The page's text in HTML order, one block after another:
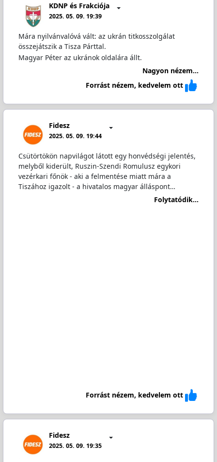
KDNP és Frakciója
2025. 05. 09. 19:39
Mára nyilvánvalóvá vált: az ukrán titkosszolgálat
összejátszik a Tisza Párttal.
Magyar Péter az ukránok oldalára állt.
Nagyon nézem...
Forrást nézem, kedvelem ott
Fidesz
2025. 05. 09. 19:44
Csütörtökön napvilágot látott egy honvédségi jelentés,
melyből kiderült, Ruszin-Szendi Romulusz egykori
vezérkari főnök - aki a felmentése miatt mára a
Tiszához igazolt - a hivatalos magyar álláspont…
Folytatódik...
Forrást nézem, kedvelem ott
Fidesz
2025. 05. 09. 19:35